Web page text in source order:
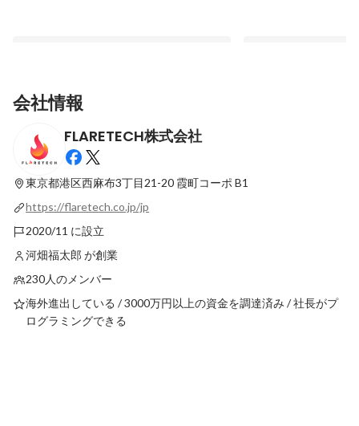
【ご報告】FLARETECH、「Wantedly
Awards 2026」でTOP100にノミネートさ
れました！
最新順で表示
タビュー】
会社情報
FLARETECH株式会社
東京都港区西麻布3丁目21-20 霞町コーポ B1
https://flaretech.co.jp/jp
2020/11 に設立
河畑福太郎 が創業
230人のメンバー
海外進出している / 3000万円以上の資金を調達済み / 社長がプ
ログラミングできる